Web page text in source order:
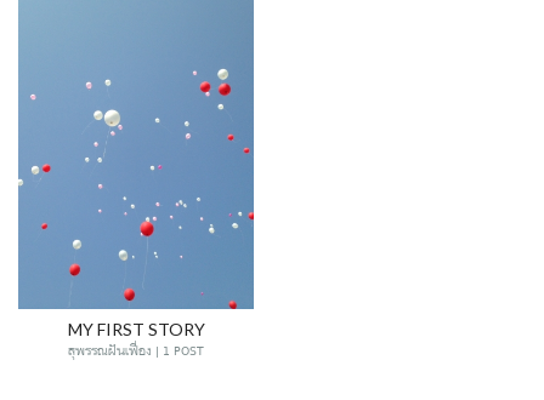
MY FIRST STORY
สุพรรณฝันเฟื่อง | 1 POST